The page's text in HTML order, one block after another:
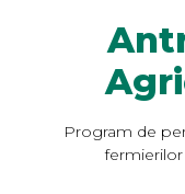
Program de